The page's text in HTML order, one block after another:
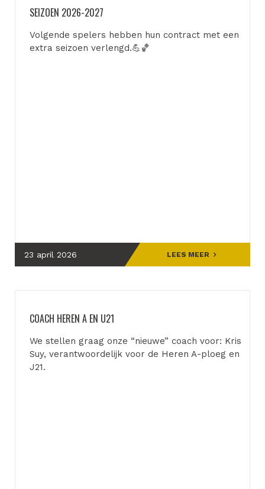
SEIZOEN 2026-2027
Volgende spelers hebben hun contract met een
extra seizoen verlengd.💪🏀
23 april 2026 LEES MEER
COACH HEREN A EN U21
We stellen graag onze “nieuwe” coach voor: Kris
Suy, verantwoordelijk voor de Heren A-ploeg en
J21.